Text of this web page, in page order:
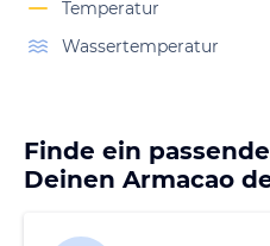
Temperatur
Wassertemperatur
Finde ein
Deinen Armacao